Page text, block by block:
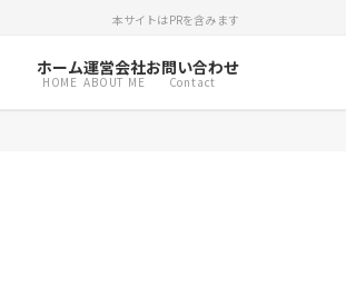
本サイトはPRを含みます
ホーム
HOME
運営会社
ABOUT ME
お問い合わせ
Contact